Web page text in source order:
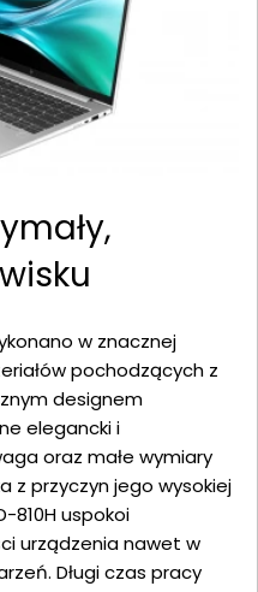
w znacznej
pochodzących z
designem
elegancki i
oraz małe wymiary
z przyczyn jego wysokiej
810H uspokoi
urządzenia nawet w
Długi czas pracy